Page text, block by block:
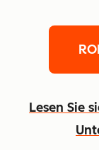
Lesen Sie